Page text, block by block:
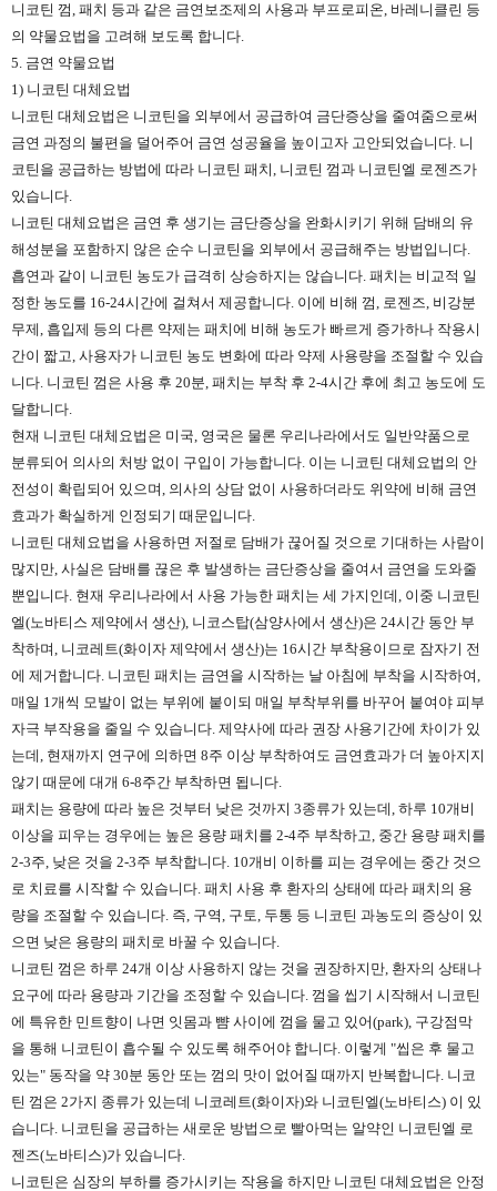
니코틴 껌, 패치 등과 같은 금연보조제의 사용과 부프로피온, 바레니클린 등
의 약물요법을 고려해 보도록 합니다.
5. 금연 약물요법
1) 니코틴 대체요법
니코틴 대체요법은 니코틴을 외부에서 공급하여 금단증상을 줄여줌으로써
금연 과정의 불편을 덜어주어 금연 성공율을 높이고자 고안되었습니다. 니
코틴을 공급하는 방법에 따라 니코틴 패치, 니코틴 껌과 니코틴엘 로젠즈가
있습니다.
니코틴 대체요법은 금연 후 생기는 금단증상을 완화시키기 위해 담배의 유
해성분을 포함하지 않은 순수 니코틴을 외부에서 공급해주는 방법입니다.
흡연과 같이 니코틴 농도가 급격히 상승하지는 않습니다. 패치는 비교적 일
정한 농도를 16-24시간에 걸쳐서 제공합니다. 이에 비해 껌, 로젠즈, 비강분
무제, 흡입제 등의 다른 약제는 패치에 비해 농도가 빠르게 증가하나 작용시
간이 짧고, 사용자가 니코틴 농도 변화에 따라 약제 사용량을 조절할 수 있습
니다. 니코틴 껌은 사용 후 20분, 패치는 부착 후 2-4시간 후에 최고 농도에 도
달합니다.
현재 니코틴 대체요법은 미국, 영국은 물론 우리나라에서도 일반약품으로
분류되어 의사의 처방 없이 구입이 가능합니다. 이는 니코틴 대체요법의 안
전성이 확립되어 있으며, 의사의 상담 없이 사용하더라도 위약에 비해 금연
효과가 확실하게 인정되기 때문입니다.
니코틴 대체요법을 사용하면 저절로 담배가 끊어질 것으로 기대하는 사람이
많지만, 사실은 담배를 끊은 후 발생하는 금단증상을 줄여서 금연을 도와줄
뿐입니다. 현재 우리나라에서 사용 가능한 패치는 세 가지인데, 이중 니코틴
엘(노바티스 제약에서 생산), 니코스탑(삼양사에서 생산)은 24시간 동안 부
착하며, 니코레트(화이자 제약에서 생산)는 16시간 부착용이므로 잠자기 전
에 제거합니다. 니코틴 패치는 금연을 시작하는 날 아침에 부착을 시작하여,
매일 1개씩 모발이 없는 부위에 붙이되 매일 부착부위를 바꾸어 붙여야 피부
자극 부작용을 줄일 수 있습니다. 제약사에 따라 권장 사용기간에 차이가 있
는데, 현재까지 연구에 의하면 8주 이상 부착하여도 금연효과가 더 높아지지
않기 때문에 대개 6-8주간 부착하면 됩니다.
패치는 용량에 따라 높은 것부터 낮은 것까지 3종류가 있는데, 하루 10개비
이상을 피우는 경우에는 높은 용량 패치를 2-4주 부착하고, 중간 용량 패치를
2-3주, 낮은 것을 2-3주 부착합니다. 10개비 이하를 피는 경우에는 중간 것으
로 치료를 시작할 수 있습니다. 패치 사용 후 환자의 상태에 따라 패치의 용
량을 조절할 수 있습니다. 즉, 구역, 구토, 두통 등 니코틴 과농도의 증상이 있
으면 낮은 용량의 패치로 바꿀 수 있습니다.
니코틴 껌은 하루 24개 이상 사용하지 않는 것을 권장하지만, 환자의 상태나
요구에 따라 용량과 기간을 조정할 수 있습니다. 껌을 씹기 시작해서 니코틴
에 특유한 민트향이 나면 잇몸과 뺨 사이에 껌을 물고 있어(park), 구강점막
을 통해 니코틴이 흡수될 수 있도록 해주어야 합니다. 이렇게 "씹은 후 물고
있는" 동작을 약 30분 동안 또는 껌의 맛이 없어질 때까지 반복합니다. 니코
틴 껌은 2가지 종류가 있는데 니코레트(화이자)와 니코틴엘(노바티스) 이 있
습니다. 니코틴을 공급하는 새로운 방법으로 빨아먹는 알약인 니코틴엘 로
젠즈(노바티스)가 있습니다.
니코틴은 심장의 부하를 증가시키는 작용을 하지만 니코틴 대체요법은 안정